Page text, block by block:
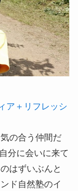
ア＋リフレッシ
の合う仲間だ
分に会いに来て
はずいぶんと
ド自然塾のイ